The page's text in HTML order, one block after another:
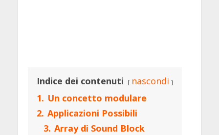
Indice dei contenuti
nascondi
1. Un concetto modulare
2. Applicazioni Possibili
3. Array di Sound Block